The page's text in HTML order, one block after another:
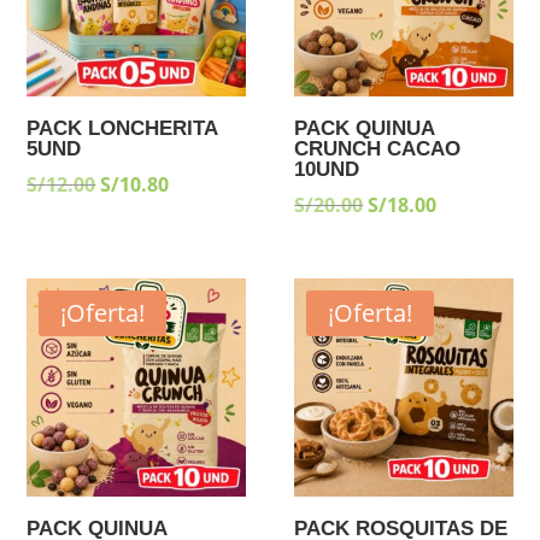
PACK LONCHERITA
5UND
S/12.00EL
ERA:
S/12.00.
S/10.80EL
ES:
S/10.80.
PACK QUINUA
CRUNCH CACAO
10UND
S/20.00EL
ERA:
S/20.00.
S/18.00EL
S/18.00.
¡Oferta!
PACK QUINUA
¡Oferta!
PACK ROSQUITAS DE